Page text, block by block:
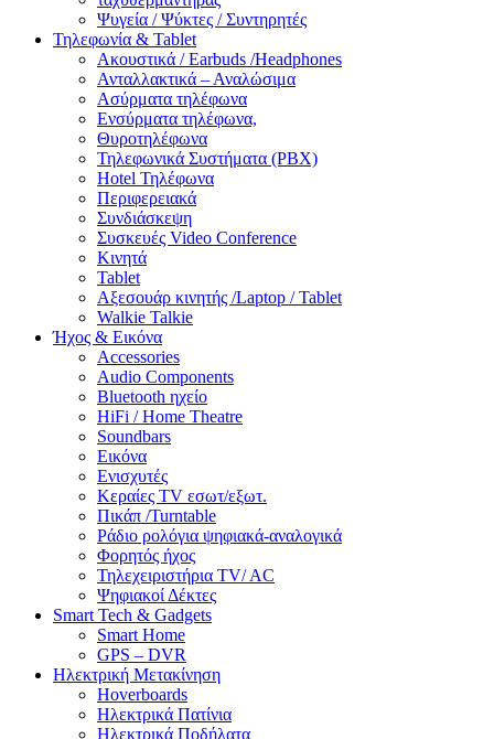
Ψυγεία / Ψύκτες / Συντηρητές
Τηλεφωνία & Tablet
Ακουστικά / Earbuds /Headphones
Ανταλλακτικά – Αναλώσιμα
Ασύρματα τηλέφωνα
Ενσύρματα τηλέφωνα,
Θυροτηλέφωνα
Τηλεφωνικά Συστήματα (PBX)
Hotel Τηλέφωνα
Περιφερειακά
Συνδιάσκεψη
Συσκευές Video Conference
Κινητά
Tablet
Αξεσουάρ κινητής /Laptop / Tablet
Walkie Talkie
Ήχος & Εικόνα
Accessories
Audio Components
Bluetooth ηχείο
HiFi / Home Theatre
Soundbars
Εικόνα
Ενισχυτές
Κεραίες TV εσωτ/εξωτ.
Πικάπ /Turntable
Ράδιο ρολόγια ψηφιακά-αναλογικά
Φορητός ήχος
Τηλεχειριστήρια TV/ AC
Ψηφιακοί Δέκτες
Smart Tech & Gadgets
Smart Home
GPS – DVR
Ηλεκτρική Μετακίνηση
Hoverboards
Ηλεκτρικά Πατίνια
Ηλεκτρικά Ποδήλατα